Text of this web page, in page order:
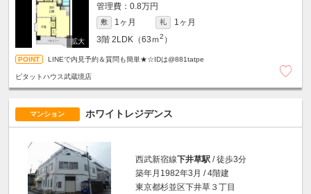
0.8万円
敷 1ヶ月 礼
1ヶ月
3階 2LDK（63ｍ2 ）
LINEで内見予約＆質問も簡単★☆IDは@881tatpe
ピタットハウス武蔵境店
マンション ホワイトレジデンス
西武新宿線下井草駅 / 徒歩3分
築年月1982年3月 / 4階建
東京都杉並区下井草３丁目